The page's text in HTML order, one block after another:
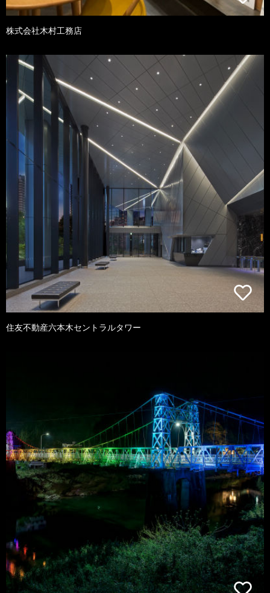
株式会社木村工務店
住友不動産六本木セントラルタワー